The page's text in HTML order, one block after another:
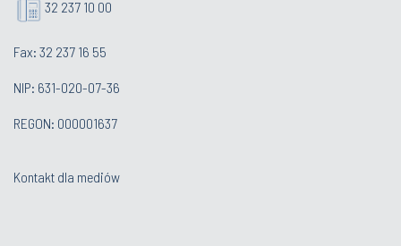
32 237 10 00
Fax: 32 237 16 55
NIP: 631-020-07-36
REGON: 000001637
Kontakt dla mediów